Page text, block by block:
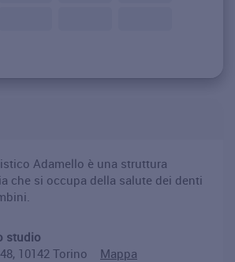
Adamello è una struttura
che si occupa della salute dei denti
studio
10142 Torino Mappa